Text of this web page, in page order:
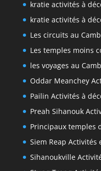
kratie activités à
kratie activités à
Les circuits au
Les temples moins
les voyages au
Oddar Meanchey
Pailin Activités à
Preah Sihanouk
Principaux temples
Siem Reap Activités
Sihanoukville